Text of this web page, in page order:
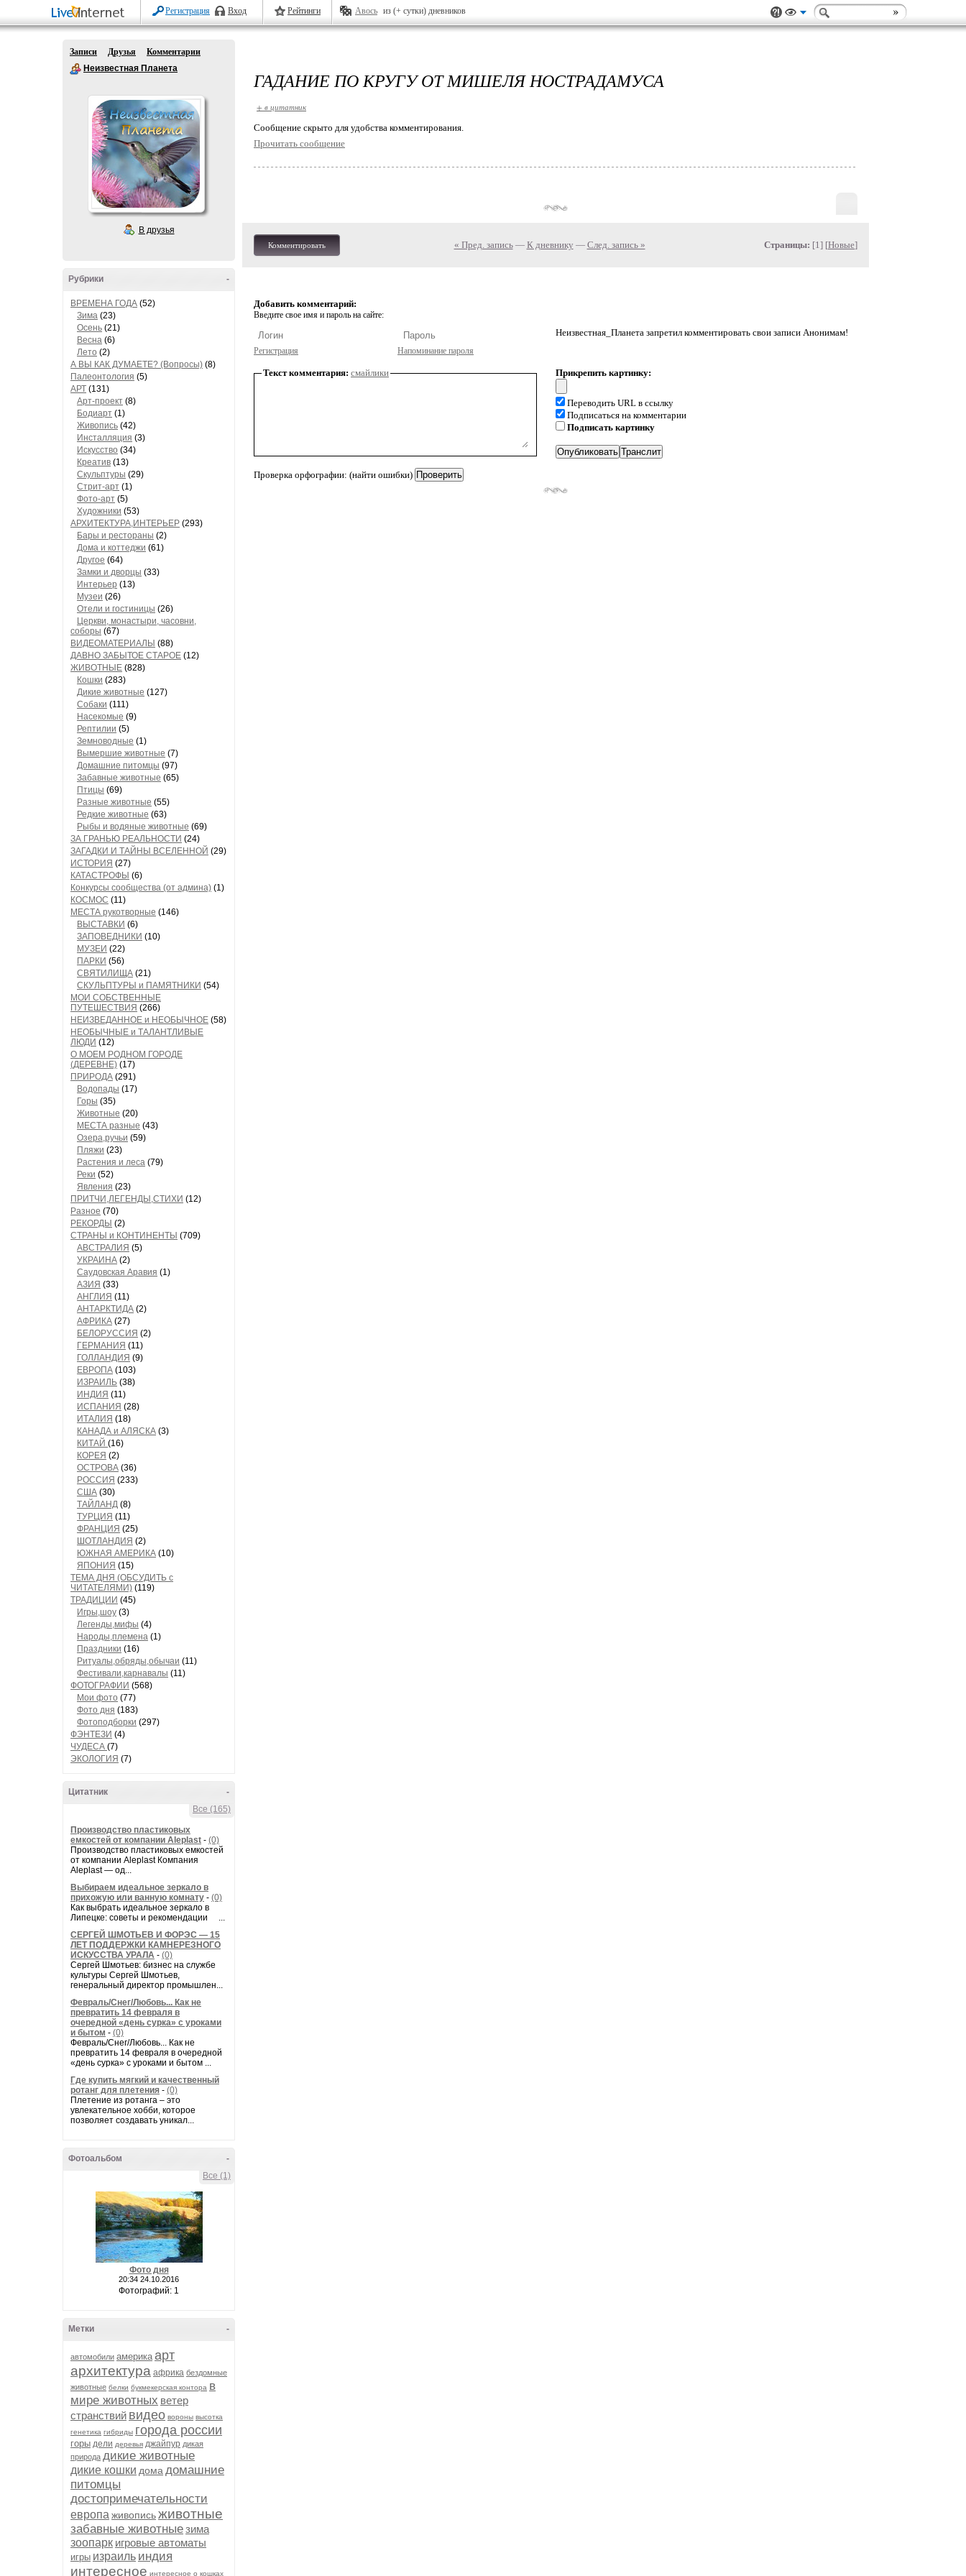
Регистрация Вход Рейтинги Авось из (+ сутки) дневников
Записи Друзья
Комментарии
Неизвестная Планета
В друзья
-
Рубрики
ВРЕМЕНА ГОДА (52)
Зима (23)
Осень (21)
Весна (6)
Лето (2)
А ВЫ КАК ДУМАЕТЕ? (Вопросы) (8)
Палеонтология (5)
АРТ (131)
Арт-проект (8)
Бодиарт (1)
Живопись (42)
Инсталляция (3)
Искусство (34)
Креатив (13)
Скульптуры (29)
Стрит-арт (1)
Фото-арт (5)
Художники (53)
АРХИТЕКТУРА,ИНТЕРЬЕР (293)
Бары и рестораны (2)
Дома и коттеджи (61)
Другое (64)
Замки и дворцы (33)
Интерьер (13)
Музеи (26)
Отели и гостиницы (26)
Церкви, монастыри, часовни,
соборы (67)
ВИДЕОМАТЕРИАЛЫ (88)
ДАВНО ЗАБЫТОЕ СТАРОЕ (12)
ЖИВОТНЫЕ (828)
Кошки (283)
Дикие животные (127)
Собаки (111)
Насекомые (9)
Рептилии (5)
Земноводные (1)
Вымершие животные (7)
Домашние питомцы (97)
Забавные животные (65)
Птицы (69)
Разные животные (55)
Редкие животные (63)
Рыбы и водяные животные (69)
ЗА ГРАНЬЮ РЕАЛЬНОСТИ (24)
ЗАГАДКИ И ТАЙНЫ ВСЕЛЕННОЙ (29)
ИСТОРИЯ (27)
КАТАСТРОФЫ (6)
Конкурсы сообщества (от админа) (1)
КОСМОС (11)
МЕСТА рукотворные (146)
ВЫСТАВКИ (6)
ЗАПОВЕДНИКИ (10)
МУЗЕИ (22)
ПАРКИ (56)
СВЯТИЛИЩА (21)
СКУЛЬПТУРЫ и ПАМЯТНИКИ (54)
МОИ СОБСТВЕННЫЕ
ПУТЕШЕСТВИЯ (266)
НЕИЗВЕДАННОЕ и НЕОБЫЧНОЕ (58)
НЕОБЫЧНЫЕ и ТАЛАНТЛИВЫЕ
ЛЮДИ (12)
О МОЕМ РОДНОМ ГОРОДЕ
(ДЕРЕВНЕ) (17)
ПРИРОДА (291)
Водопады (17)
Горы (35)
Животные (20)
МЕСТА разные (43)
Озера,ручьи (59)
Пляжи (23)
Растения и леса (79)
Реки (52)
Явления (23)
ПРИТЧИ,ЛЕГЕНДЫ,СТИХИ (12)
Разное (70)
РЕКОРДЫ (2)
СТРАНЫ и КОНТИНЕНТЫ (709)
АВСТРАЛИЯ (5)
УКРАИНА (2)
Саудовская Аравия (1)
АЗИЯ (33)
АНГЛИЯ (11)
АНТАРКТИДА (2)
АФРИКА (27)
БЕЛОРУССИЯ (2)
ГЕРМАНИЯ (11)
ГОЛЛАНДИЯ (9)
ЕВРОПА (103)
ИЗРАИЛЬ (38)
ИНДИЯ (11)
ИСПАНИЯ (28)
ИТАЛИЯ (18)
КАНАДА и АЛЯСКА (3)
КИТАЙ (16)
КОРЕЯ (2)
ОСТРОВА (36)
РОССИЯ (233)
США (30)
ТАЙЛАНД (8)
ТУРЦИЯ (11)
ФРАНЦИЯ (25)
ШОТЛАНДИЯ (2)
ЮЖНАЯ АМЕРИКА (10)
ЯПОНИЯ (15)
ТЕМА ДНЯ (ОБСУДИТЬ с
ЧИТАТЕЛЯМИ) (119)
ТРАДИЦИИ (45)
Игры,шоу (3)
Легенды,мифы (4)
Народы,племена (1)
Праздники (16)
Ритуалы,обряды,обычаи (11)
Фестивали,карнавалы (11)
ФОТОГРАФИИ (568)
Мои фото (77)
Фото дня (183)
Фотоподборки (297)
ФЭНТЕЗИ (4)
ЧУДЕСА (7)
ЭКОЛОГИЯ (7)
-
Цитатник
Все (165)
Производство пластиковых
емкостей от компании Aleplast - (0)
Производство пластиковых емкостей
от компании Aleplast Компания
Aleplast — од...
Выбираем идеальное зеркало в
прихожую или ванную комнату - (0)
Как выбрать идеальное зеркало в
Липецке: советы и рекомендации ...
СЕРГЕЙ ШМОТЬЕВ И ФОРЭС — 15
ЛЕТ ПОДДЕРЖКИ КАМНЕРЕЗНОГО
ИСКУССТВА УРАЛА - (0)
Сергей Шмотьев: бизнес на службе
культуры Сергей Шмотьев,
генеральный директор промышлен...
Февраль/Снег/Любовь... Как не
превратить 14 февраля в
очередной «день сурка» с уроками
и бытом - (0)
Февраль/Снег/Любовь... Как не
превратить 14 февраля в очередной
«день сурка» с уроками и бытом ...
Где купить мягкий и качественный
ротанг для плетения - (0)
Плетение из ротанга – это
увлекательное хобби, которое
позволяет создавать уникал...
-
Фотоальбом
Все (1)
Фото дня
20:34 24.10.2016
Фотографий: 1
-
Метки
автомобили америка арт
архитектура африка бездомные
животные белки букмекерская контора в
мире животных ветер
странствий видео вороны высотка
генетика гибриды города россии
горы дели деревья джайпур дикая
природа дикие животные
дикие кошки дома домашние
питомцы
достопримечательности
европа живописьживотные
забавные животныезима
зоопарк игровые автоматы
игры израиль индия
интересное интересное о кошках
ГАДАНИЕ ПО КРУГУ ОТ МИШЕЛЯ НОСТРАДАМУСА
+ в цитатник
Cообщение скрыто для удобства комментирования.
Прочитать сообщение
Комментировать « Пред. запись— К дневнику — След. запись » Страницы: [1] [Новые]
Добавить комментарий:
Введите свое имя и пароль на сайте:
Регистрация Напоминание пароля
Неизвестная_Планета запретил комментировать свои записи Анонимам!
Текст комментария: смайлики
Проверка орфографии: (найти ошибки)
Прикрепить картинку:
Переводить URL в ссылку
Подписаться на комментарии
Подписать картинку